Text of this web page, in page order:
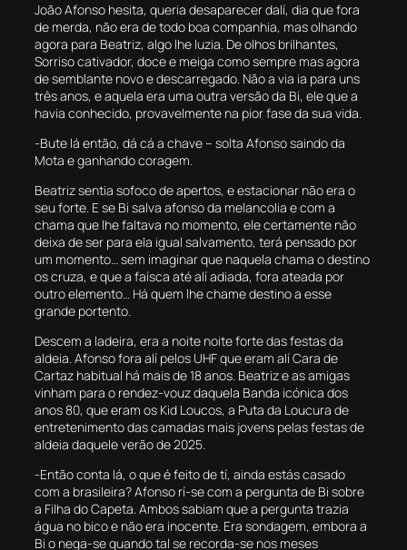
João Afonso hesita, queria desaparecer dalí, dia que fora
de merda, não era de todo boa companhia, mas olhando
agora para Beatriz, algo lhe luzia. De olhos brilhantes,
Sorriso cativador, doce e meiga como sempre mas agora
de semblante novo e descarregado. Não a via ia para uns
três anos, e aquela era uma outra versão da Bi, ele que a
havia conhecido, provavelmente na pior fase da sua vida.
-Bute lá então, dá cá a chave – solta Afonso saindo da
Mota e ganhando coragem.
Beatriz sentia sofoco de apertos, e estacionar não era o
seu forte. E se Bi salva afonso da melancolia e com a
chama que lhe faltava no momento, ele certamente não
deixa de ser para ela igual salvamento, terá pensado por
um momento… sem imaginar que naquela chama o destino
os cruza, e que a faísca até alí adiada, fora ateada por
outro elemento… Há quem lhe chame destino a esse
grande portento.
Descem a ladeira, era a noite noite forte das festas da
aldeia. Afonso fora alí pelos UHF que eram alí Cara de
Cartaz habitual há mais de 18 anos. Beatriz e as amigas
vinham para o rendez-vouz daquela Banda icónica dos
anos 80, que eram os Kid Loucos, a Puta da Loucura de
entretenimento das camadas mais jovens pelas festas de
aldeia daquele verão de 2025.
-Então conta lá, o que é feito de tí, ainda estás casado
com a brasileira? Afonso rí-se com a pergunta de Bi sobre
a Filha do Capeta. Ambos sabiam que a pergunta trazia
água no bico e não era inocente. Era sondagem, embora a
Bi o nega-se quando tal se recorda-se nos meses